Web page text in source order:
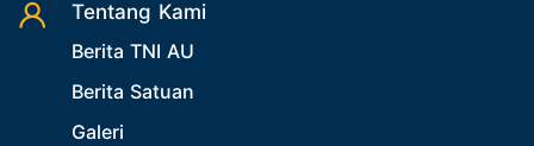
Tentang Kami
Berita TNI AU
Berita Satuan
Galeri